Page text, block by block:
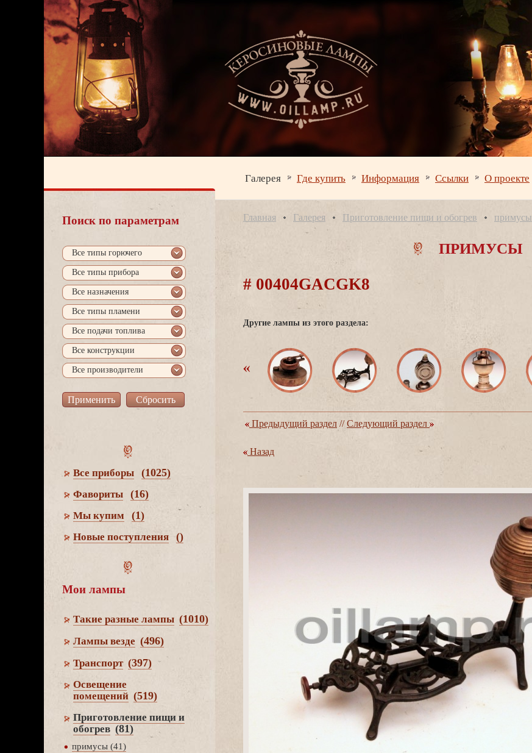
Галерея Где купить Информация Ссылки О проекте
Поиск по параметрам
се типы горючего
се типы прибора
се назначения
се типы пламени
се подачи топлива
се конструкции
се производители
се приборы (1025)
Фавориты (16)
Мы купим (1)
Новые поступления ()
Мои лампы
Такие разные лампы (1010)
Лампы везде (496)
Транспорт (397)
Освещение
помещений (519)
Приготовление пищи и
обогре (81)
примусы (41)
Главная Галерея Приготовление пищи и обогре примусы
ПРИМУСЫ
# 00404GACGK8
Другие лампы из этого раздела:
Предыдущий раздел //Следующий раздел
Назад